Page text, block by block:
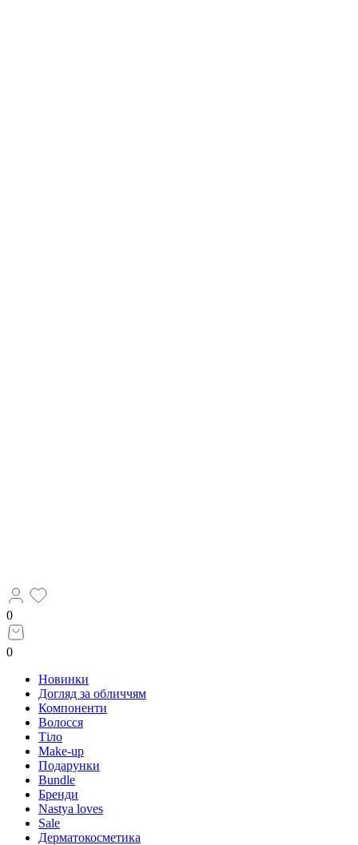
0
0
Новинки
Догляд за обличчям
Компоненти
Волосся
Тіло
Make-up
Подарунки
Bundle
Бренди
Nastya loves
Sale
Дерматокосметика